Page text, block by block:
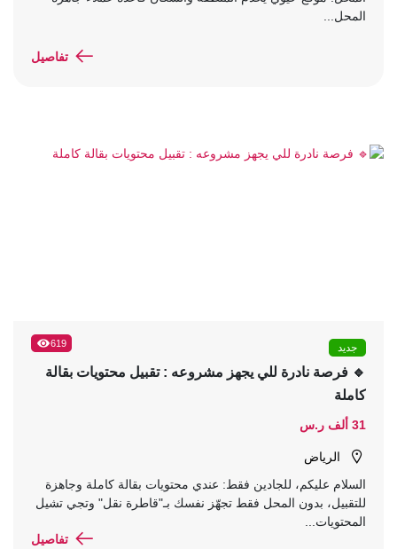
المحل...
تفاصيل
619 جديد
🔹 فرصة نادرة للي يجهز مشروعه : تقبيل محتويات بقالة
كاملة
31 ألف ر.س
الرياض
السلام عليكم، للجادين فقط: عندي محتويات بقالة كاملة وجاهزة
للتقبيل، بدون المحل فقط تجهّز نفسك بـ"قاطرة نقل" وتجي تشيل
المحتويات...
تفاصيل